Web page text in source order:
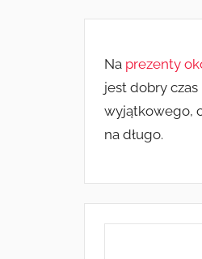
Na prezenty
jest dobry czas
wyjątkowego,
na długo.